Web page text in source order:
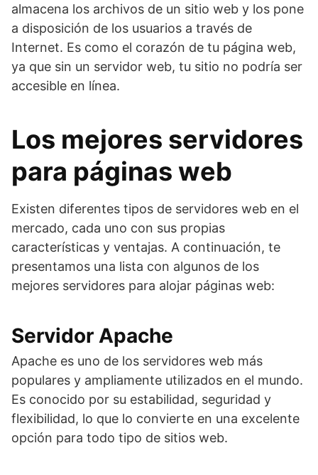
almacena los archivos de un sitio web y los pone
a disposición de los usuarios a través de
Internet. Es como el corazón de tu página web,
ya que sin un servidor web, tu sitio no podría ser
accesible en línea.
Los mejores servidores
para páginas web
Existen diferentes tipos de servidores web en el
mercado, cada uno con sus propias
características y ventajas. A continuación, te
presentamos una lista con algunos de los
mejores servidores para alojar páginas web:
Servidor Apache
Apache es uno de los servidores web más
populares y ampliamente utilizados en el mundo.
Es conocido por su estabilidad, seguridad y
flexibilidad, lo que lo convierte en una excelente
opción para todo tipo de sitios web.